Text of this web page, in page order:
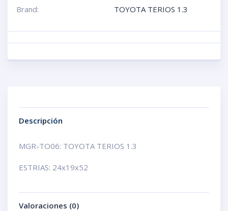
Brand:
TOYOTA TERIOS 1.3
Descripción
MGR-TO06: TOYOTA TERIOS 1.3
ESTRIAS: 24x19x52
Valoraciones (0)